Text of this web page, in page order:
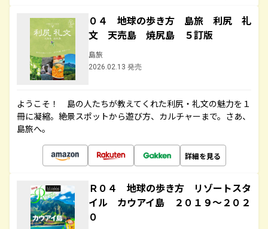
０４ 地球の歩き方 島旅 利尻 礼
文 天売島 焼尻島 ５訂版
島旅
2026.02.13 発売
ようこそ！ 島の人たちが教えてくれた利尻・礼文の魅力を１
冊に凝縮。絶景スポットから遊び方、カルチャーまで。さあ、
島旅へ。
詳細を見る
Ｒ０４ 地球の歩き方 リゾートスタ
イル カウアイ島 ２０１９～２０２
０